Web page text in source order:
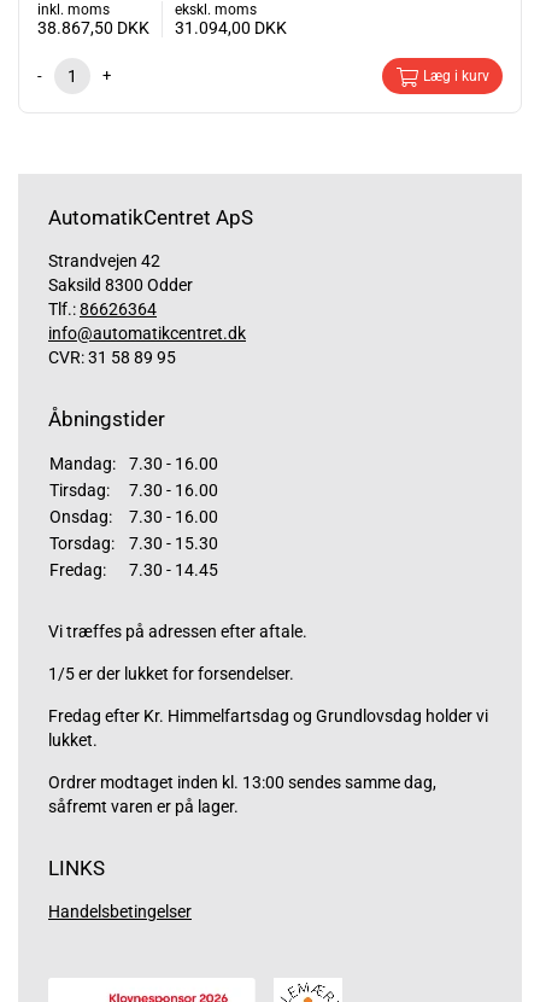
inkl. moms
38.867,50 DKK
ekskl. moms
31.094,00 DKK
- + Læg i kurv
AutomatikCentret ApS
Strandvejen 42
Saksild 8300 Odder
Tlf.:86626364
info@automatikcentret.dk
CVR: 31 58 89 95
Åbningstider
Mandag:
7.30 - 16.00
Tirsdag:
7.30 - 16.00
Onsdag:
7.30 - 16.00
Torsdag:
7.30 - 15.30
Fredag:
7.30 - 14.45
Vi træffes på adressen efter aftale.
1/5 er der lukket for forsendelser.
Fredag efter Kr. Himmelfartsdag og Grundlovsdag holder vi
lukket.
Ordrer modtaget inden kl. 13:00 sendes samme dag,
såfremt varen er på lager.
LINKS
Handelsbetingelser